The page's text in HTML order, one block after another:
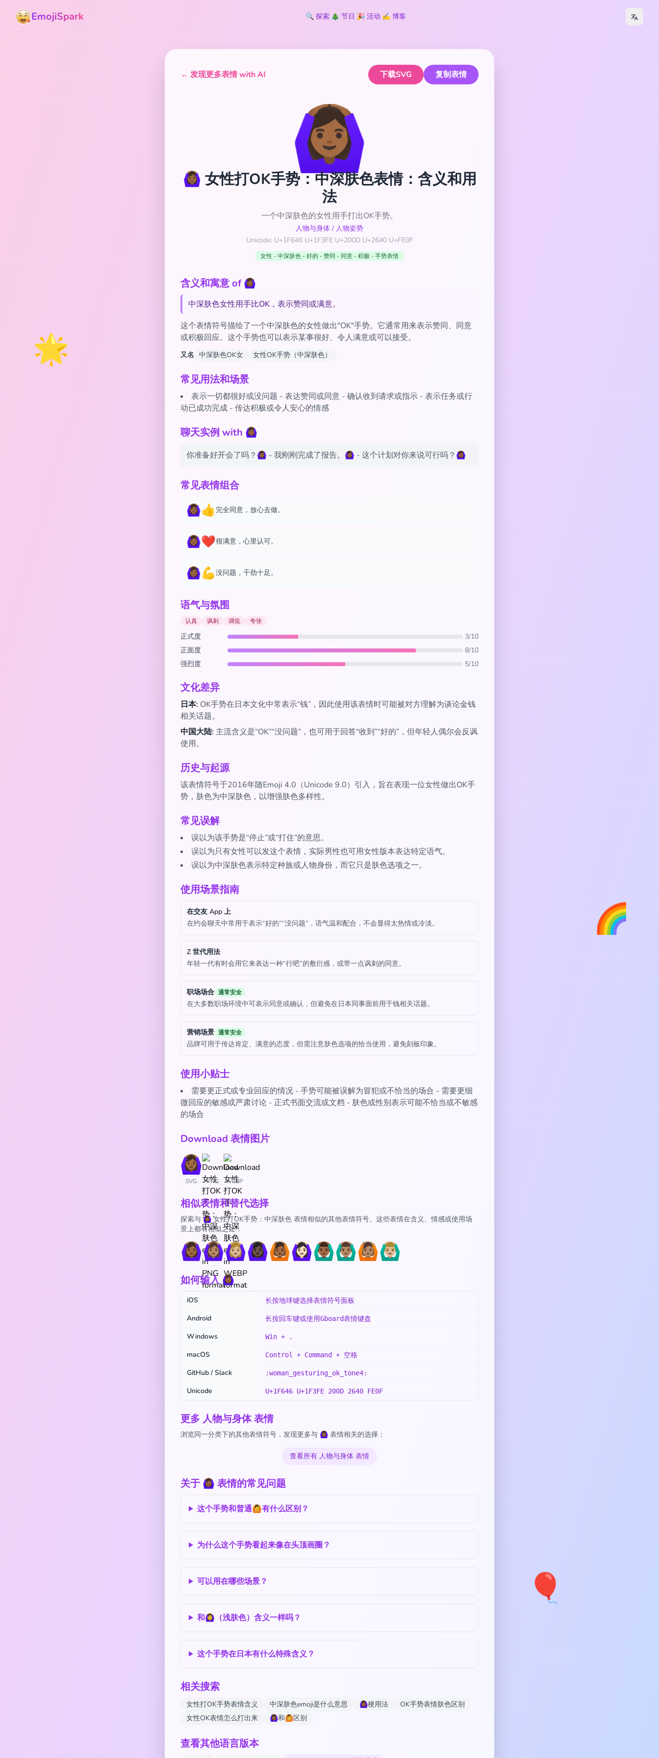
🌟
🎈
🌈
EmojiSpark 🔍 探索 🎄 节日 🎉 活动 ✍️ 博客
← 发现更多表情 with AI 下载SVG 复制表情
🙆🏾‍♀️
🙆🏾‍♀️ 女性打OK手势：中深肤色表情：含义和用
法
一个中深肤色的女性用手打出OK手势。
人物与身体 / 人物姿势
Unicode: U+1F646 U+1F3FE U+200D U+2640 U+FE0F
女性 - 中深肤色 - 好的 - 赞同 - 同意 - 积极 - 手势表情
含义和寓意 of 🙆🏾‍♀️
中深肤色女性用手比OK，表示赞同或满意。
这个表情符号描绘了一个中深肤色的女性做出"OK"手势。它通常用来表示赞同、同意
或积极回应。这个手势也可以表示某事很好、令人满意或可以接受。
又名 中深肤色OK女 女性OK手势（中深肤色）
常见用法和场景
表示一切都很好或没问题 - 表达赞同或同意 - 确认收到请求或指示 - 表示任务或行
动已成功完成 - 传达积极或令人安心的情感
聊天实例 with 🙆🏾‍♀️
你准备好开会了吗？🙆🏾‍♀️ - 我刚刚完成了报告。🙆🏾‍♀️ - 这个计划对你来说可行吗？🙆🏾‍♀️
常见表情组合
🙆🏾‍♀️👍完全同意，放心去做。
🙆🏾‍♀️❤️很满意，心里认可。
🙆🏾‍♀️💪没问题，干劲十足。
语气与氛围
认真 讽刺 调侃 夸张
正式度
3/10
正面度
8/10
强烈度
5/10
文化差异
日本: OK手势在日本文化中常表示“钱”，因此使用该表情时可能被对方理解为谈论金钱
相关话题。
中国大陆: 主流含义是“OK”“没问题”，也可用于回答“收到”“好的”，但年轻人偶尔会反讽
使用。
历史与起源
该表情符号于2016年随Emoji 4.0（Unicode 9.0）引入，旨在表现一位女性做出OK手
势，肤色为中深肤色，以增强肤色多样性。
常见误解
误以为该手势是“停止”或“打住”的意思。
误以为只有女性可以发这个表情，实际男性也可用女性版本表达特定语气。
误以为中深肤色表示特定种族或人物身份，而它只是肤色选项之一。
使用场景指南
在交友 App 上
在约会聊天中常用于表示“好的”“没问题”，语气温和配合，不会显得太热情或冷淡。
Z 世代用法
年轻一代有时会用它来表达一种“行吧”的敷衍感，或带一点讽刺的同意。
职场场合 通常安全
在大多数职场环境中可表示同意或确认，但避免在日本同事面前用于钱相关话题。
营销场景 通常安全
品牌可用于传达肯定、满意的态度，但需注意肤色选项的恰当使用，避免刻板印象。
使用小贴士
需要更正式或专业回应的情况 - 手势可能被误解为冒犯或不恰当的场合 - 需要更细
微回应的敏感或严肃讨论 - 正式书面交流或文档 - 肤色或性别表示可能不恰当或不敏感
的场合
Download 表情图片
SVG PNG WEBP
相似表情和替代选择
探索与 🙆🏾‍♀️ 女性打OK手势：中深肤色 表情相似的其他表情符号。这些表情在含义、情感或使用场
景上都有相似之处：
🙆🏾‍♀️🙆🏽‍♀️🙆🏼‍♀️🙆🏿‍♀️🙆🏾🙆🏻‍♀️🙆🏾‍♂️🙆🏽‍♂️🙆🏽🙆🏼‍♂️
如何输入 🙆🏾‍♀️
iOS 长按地球键选择表情符号面板
Android 长按回车键或使用Gboard表情键盘
Windows Win + .
macOS Control + Command + 空格
GitHub / Slack :woman_gesturing_ok_tone4:
Unicode U+1F646 U+1F3FE 200D 2640 FE0F
更多 人物与身体 表情
浏览同一分类下的其他表情符号，发现更多与 🙆🏾‍♀️ 表情相关的选择：
查看所有 人物与身体 表情
关于 🙆🏾‍♀️ 表情的常见问题
这个手势和普通🙆有什么区别？
为什么这个手势看起来像在头顶画圈？
可以用在哪些场景？
和🙆‍♀️（浅肤色）含义一样吗？
这个手势在日本有什么特殊含义？
相关搜索
女性打OK手势表情含义 中深肤色emoji是什么意思 🙆🏾‍♀️梗用法
OK手势表情肤色区别
女性OK表情怎么打出来
🙆🏾‍♀️和🙆区别
查看其他语言版本